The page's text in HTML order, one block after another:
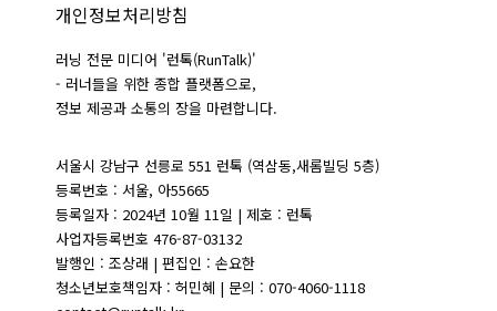
개인정보처리방침
러닝 전문 미디어 '런톡(RunTalk)'
- 러너들을 위한 종합 플랫폼으로,
정보 제공과 소통의 장을 마련합니다.
서울시 강남구 선릉로 551 런톡 (역삼동,새롬빌딩 5층)
등록번호 : 서울, 아55665
등록일자 : 2024년 10월 11일 | 제호 : 런톡
사업자등록번호 476-87-03132
발행인 : 조상래 | 편집인 : 손요한
청소년보호책임자 : 허민혜 | 문의 : 070-4060-1118